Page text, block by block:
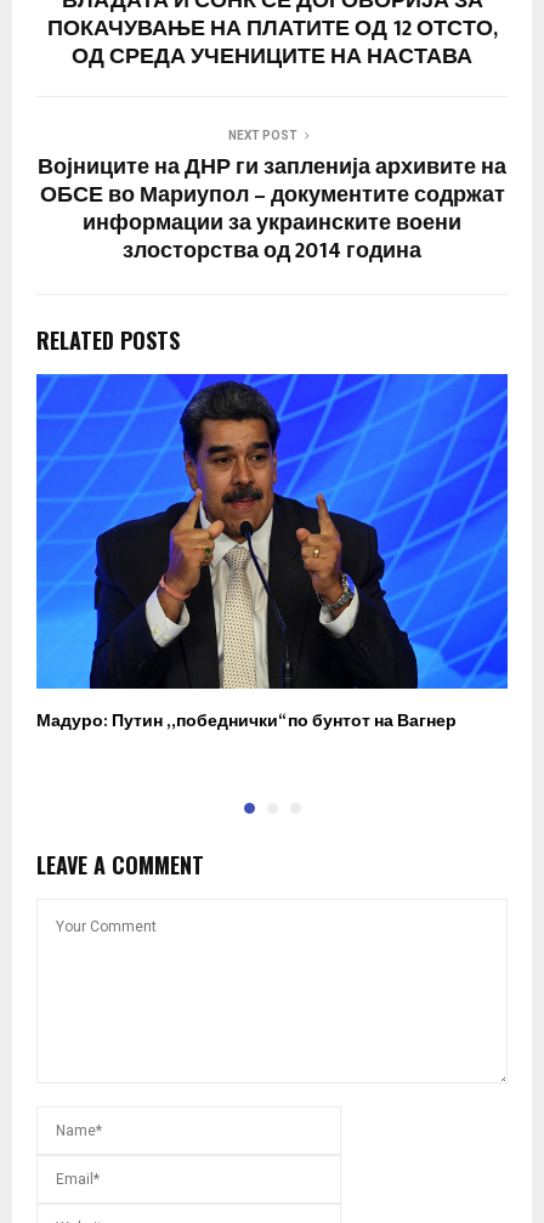
ПОКАЧУВАЊЕ НА ПЛАТИТЕ ОД 12 ОТСТО,
ОД СРЕДА УЧЕНИЦИТЕ НА НАСТАВА
NEXT POST
Војниците на ДНР ги запленија архивите на
ОБСЕ во Мариупол – документите содржат
информации за украинските воени
злосторства од 2014 година
RELATED POSTS
Мадуро: Путин „победнички“ по бунтот на Вагнер
LEAVE A COMMENT